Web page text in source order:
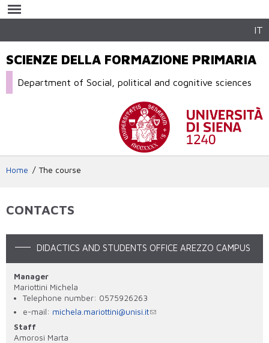
main
IT
SCIENZE DELLA FORMAZIONE PRIMARIA
Department of Social, political and cognitive sciences
Home The course
CONTACTS
DIDACTICS AND STUDENTS OFFICE AREZZO CAMPUS
Manager
Mariottini Michela
Telephone number: 0575926263
e-mail: michela.mariottini@unisi.it
Staff
Amorosi Marta